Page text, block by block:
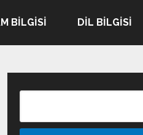
BILGISI DIL BILGISI